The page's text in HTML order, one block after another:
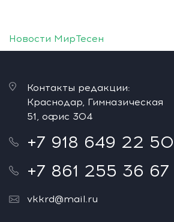
Новости МирТесен
Контакты редакции:
Краснодар, Гимназическая
51, офис 304
+7 918 649 22 50
+7 861 255 36 67
vkkrd@mail.ru